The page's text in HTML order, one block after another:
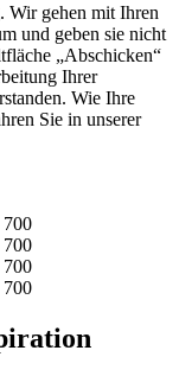
Wir gehen mit Ihren
und geben sie nicht
„Abschicken“
Ihrer
Wie Ihre
Sie in unserer